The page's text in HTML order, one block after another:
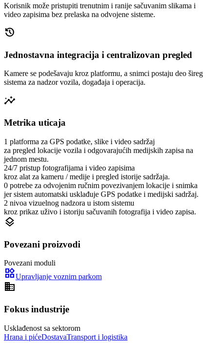
Korisnik može pristupiti trenutnim i ranije sačuvanim slikama i
video zapisima bez prelaska na odvojene sisteme.
history
Jednostavna integracija i centralizovan pregled
Kamere se podešavaju kroz platformu, a snimci postaju deo šireg
sistema za nadzor vozila, događaja i operacija.
insights
Metrika uticaja
1 platforma za GPS podatke, slike i video sadržaj
za pregled lokacije vozila i odgovarajućih medijskih zapisa na
jednom mestu.
24/7 pristup fotografijama i video zapisima
kroz alat za kameru / medije i pregled istorije sadržaja.
0 potrebe za odvojenim ručnim povezivanjem lokacije i snimka
jer sistem automatski usklađuje GPS podatke i medijski sadržaj.
2 nivoa vizuelnog nadzora u istom sistemu
kroz prikaz uživo i istoriju sačuvanih fotografija i video zapisa.
layers
Povezani proizvodi
Povezani moduli
widgetsUpravljanje voznim parkom
domain
Fokus industrije
Usklađenost sa sektorom
Hrana i pićeDostavaTransport i logistika